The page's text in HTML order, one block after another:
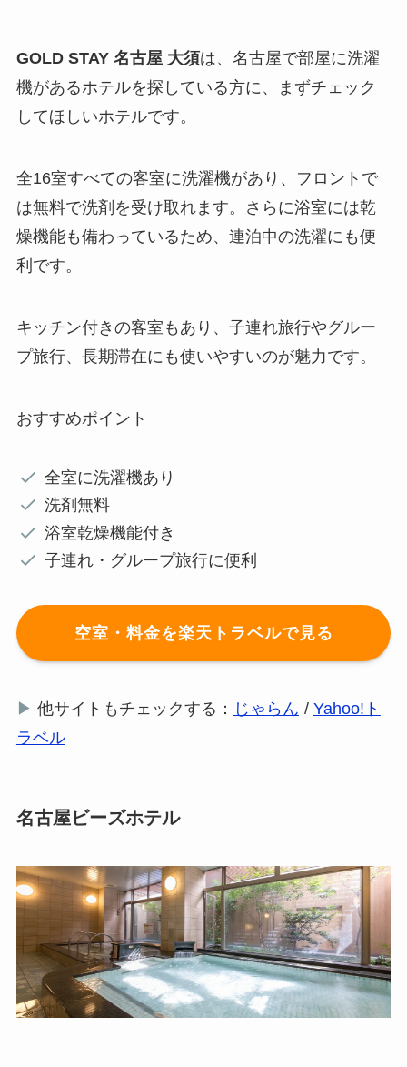
GOLD STAY 名古屋 大須は、名古屋で部屋に洗濯
機があるホテルを探している方に、まずチェック
してほしいホテルです。
全16室すべての客室に洗濯機があり、フロントで
は無料で洗剤を受け取れます。さらに浴室には乾
燥機能も備わっているため、連泊中の洗濯にも便
利です。
キッチン付きの客室もあり、子連れ旅行やグルー
プ旅行、長期滞在にも使いやすいのが魅力です。
おすすめポイント
全室に洗濯機あり
洗剤無料
浴室乾燥機能付き
子連れ・グループ旅行に便利
空室・料金を楽天トラベルで見る
▶ 他サイトもチェックする： じゃらん / Yahoo!ト
ラベル
名古屋ビーズホテル